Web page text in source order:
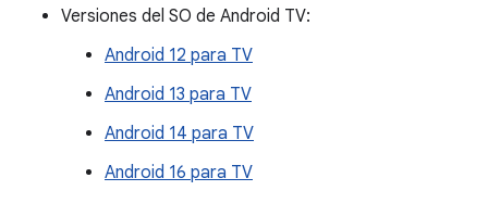
Versiones del SO de Android TV:
Android 12 para TV
Android 13 para TV
Android 14 para TV
Android 16 para TV